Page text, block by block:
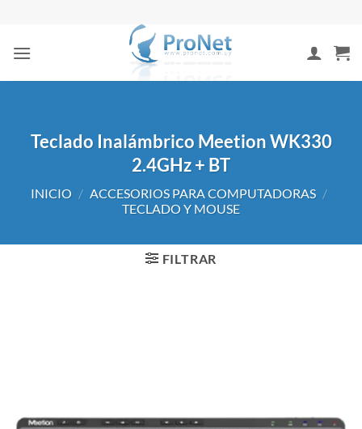
contenido
Teclado Inalámbrico Meetion WK330
2.4GHz + BT
INICIO / ACCESORIOS PARA COMPUTADORAS /
TECLADO Y MOUSE
FILTRAR